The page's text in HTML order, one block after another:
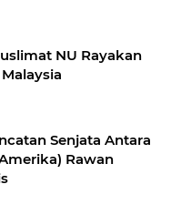
NU Rayakan
Senjata Antara
Rawan